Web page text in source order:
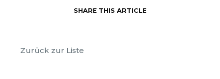
SHARE THIS ARTICLE
Zurück zur Liste